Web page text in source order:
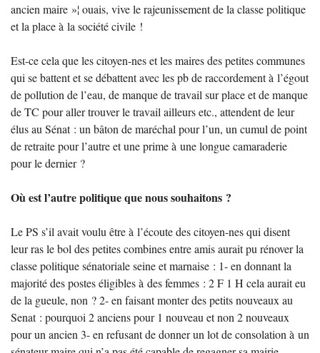
ancien maire »¦ ouais, vive le rajeunissement de la classe politique
et la place à la société civile !
Est-ce cela que les citoyen-nes et les maires des petites communes
qui se battent et se débattent avec les pb de raccordement à l’égout
de pollution de l’eau, de manque de travail sur place et de manque
deTC pour aller trouver le travail ailleurs etc., attendent de leur
élus au Sénat : un bâton de maréchal pour l’un, un cumul de point
de retraite pour l’autre et une prime à une longue camaraderie
pour le dernier ?
Où est l’autre politique que nous souhaitons ?
LePS s’il avait voulu être à l’écoute des citoyen-nes qui disent
leur ras le bol des petites combines entre amis aurait pu rénover la
classe politique sénatoriale seine et marnaise : 1- en donnant la
majorité des postes éligibles à des femmes : 2 F 1 H cela aurait eu
de la gueule, non ? 2- en faisant monter des petits nouveaux au
Senat : pourquoi 2 anciens pour 1 nouveau et non 2 nouveaux
pour un ancien 3- en refusant de donner un lot de consolation à un